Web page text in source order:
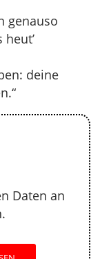
genauso
deine
Daten an